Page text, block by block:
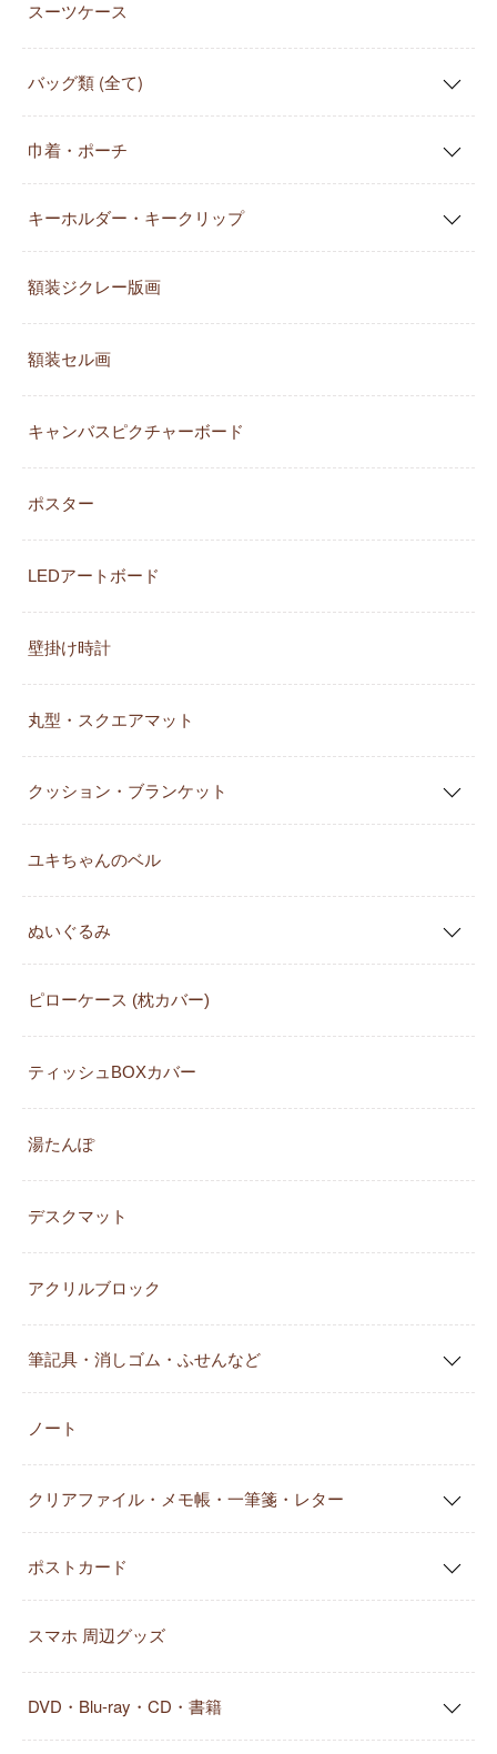
スーツケース
バッグ類 (全て)
巾着・ポーチ
キーホルダー・キークリップ
額装ジクレー版画
額装セル画
キャンバスピクチャーボード
ポスター
LEDアートボード
壁掛け時計
丸型・スクエアマット
クッション・ブランケット
ユキちゃんのベル
ぬいぐるみ
ピローケース (枕カバー)
ティッシュBOXカバー
湯たんぽ
デスクマット
アクリルブロック
筆記具・消しゴム・ふせんなど
ノート
クリアファイル・メモ帳・一筆箋・レター
ポストカード
スマホ 周辺グッズ
DVD・Blu-ray・CD・書籍